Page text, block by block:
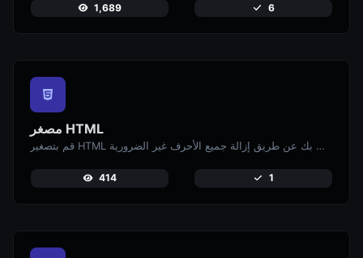
1,689 6
مصغر HTML
قم بتصغير HTML الخاص بك عن طريق إزالة جميع الأحرف غير الضرورية.
414 1